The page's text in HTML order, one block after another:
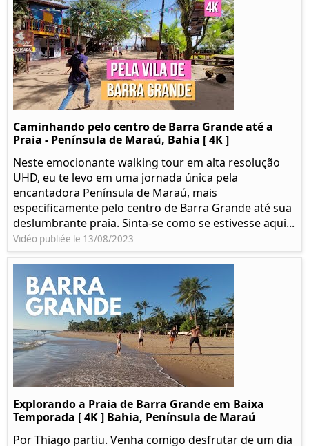
Caminhando pelo centro de Barra Grande até a
Praia - Península de Maraú, Bahia [ 4K ]
Neste emocionante walking tour em alta resolução
UHD, eu te levo em uma jornada única pela
encantadora Península de Maraú, mais
especificamente pelo centro de Barra Grande até sua
deslumbrante praia. Sinta-se como se estivesse aqui...
Vidéo publiée le 13/08/2023
Explorando a Praia de Barra Grande em Baixa
Temporada [ 4K ] Bahia, Península de Maraú
Por Thiago partiu. Venha comigo desfrutar de um dia